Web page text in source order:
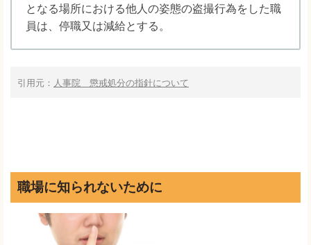
となる場所における他人の姿態の盗撮行為をした職
員は、停職又は減給とする。
引用元： 人事院 懲戒処分の指針について
職場に知られないために